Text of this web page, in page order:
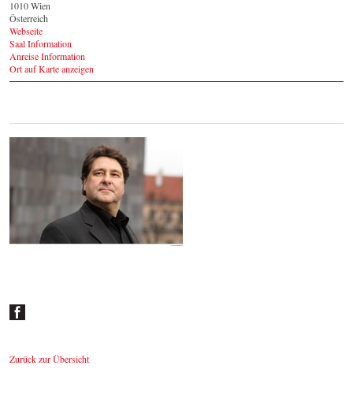
1010 Wien
Österreich
Webseite
Saal Information
Anreise Information
Ort auf Karte anzeigen
Zurück zur Übersicht